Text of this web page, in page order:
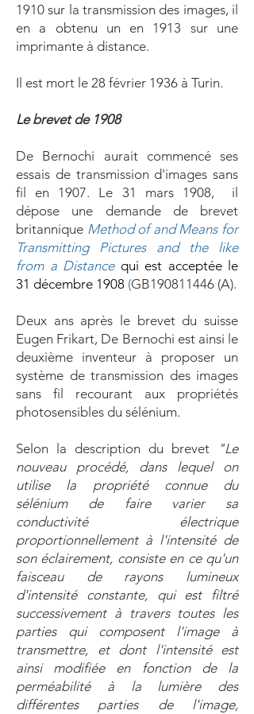
1910 sur la transmission des images, il
en a obtenu un en 1913 sur une
imprimante à distance.
Il est mort le 28 février 1936 à Turin.
Le brevet de 1908
De Bernochi aurait commencé ses
essais de transmission d'images sans
fil en 1907. Le 31 mars 1908, il
dépose une demande de brevet
britannique Method of and Means for
Transmitting Pictures and the like
from a Distance qui est acceptée le
31 décembre 1908 (GB190811446 (A).
Deux ans après le brevet du suisse
Eugen Frikart, De Bernochi est ainsi le
deuxième inventeur à proposer un
système de transmission des images
sans fil recourant aux propriétés
photosensibles du sélénium.
Selon la description du brevet
"Le
nouveau procédé, dans lequel on
utilise la propriété connue du
sélénium de faire varier sa
conductivité électrique
proportionnellement à l'intensité de
son éclairement, consiste en ce qu'un
faisceau de rayons lumineux
d'intensité constante, qui est filtré
successivement à travers toutes les
parties qui composent l'image à
transmettre, et dont l'intensité est
ainsi modifiée en fonction de la
perméabilité à la lumière des
différentes parties de l'image,